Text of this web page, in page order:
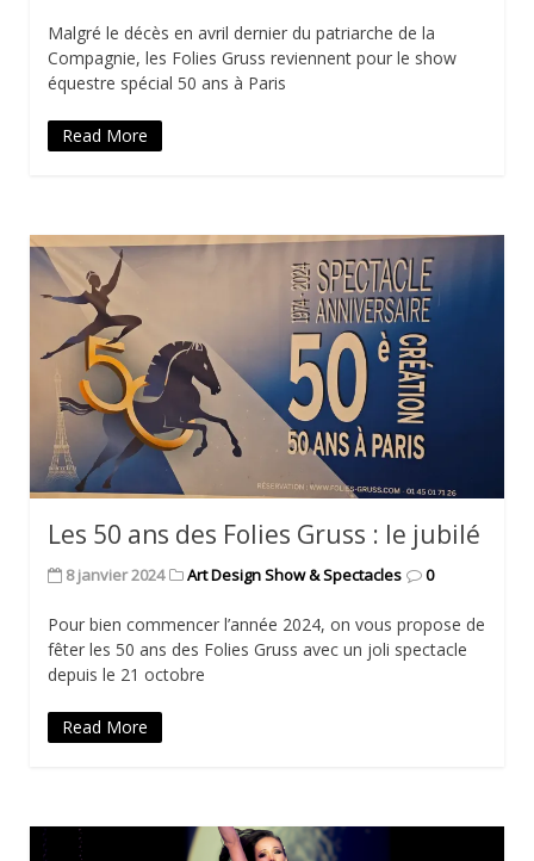
Malgré le décès en avril dernier du patriarche de la
Compagnie, les Folies Gruss reviennent pour le show
équestre spécial 50 ans à Paris
Read More
Les 50 ans des Folies Gruss : le jubilé
8 janvier 2024 Art Design Show & Spectacles 0
Pour bien commencer l’année 2024, on vous propose de
fêter les 50 ans des Folies Gruss avec un joli spectacle
depuis le 21 octobre
Read More